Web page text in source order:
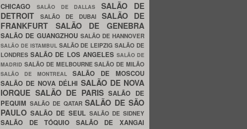
CHICAGO
SALÃO DE DALLASSALÃO DE
DETROIT
SALÃO DE DUBAI SALÃO DE
FRANKFURT SALÃO DE GENEBRA
SALÃO DE GUANGZHOU SALÃO DE HANNOVER
SALÃO DE ISTAMBUL SALÃO DE LEIPZIGSALÃO DE
LONDRESSALÃO DE LOS ANGELES SALÃO DE
MADRID SALÃO DE MELBOURNESALÃO DE MILÃO
SALÃO DE MONTREAL SALÃO DE MOSCOU
SALÃO DE NOVA DÉLHI SALÃO DE NOVA
IORQUE SALÃO DE PARISSALÃO DE
PEQUIM SALÃO DE QATARSALÃO DE SÃO
PAULO SALÃO DE SEUL SALÃO DE SIDNEY
SALÃO DE TÓQUIO SALÃO DE XANGAI